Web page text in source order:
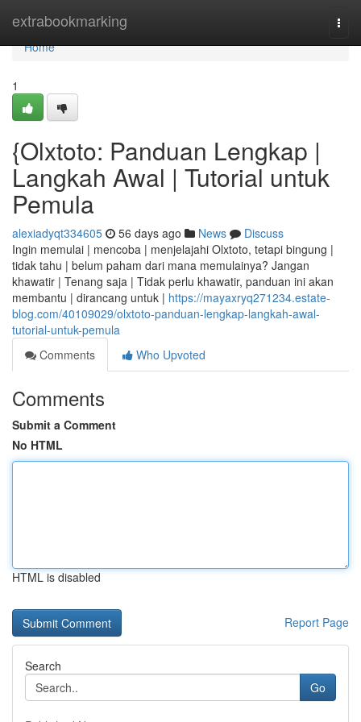
extrabookmarking
Home
Home
1
{Olxtoto: Panduan Lengkap |
Langkah Awal | Tutorial untuk
Pemula
alexiadyqt334605 56 days ago News
Discuss
Ingin memulai | mencoba | menjelajahi Olxtoto, tetapi bingung |
tidak tahu | belum paham dari mana memulainya? Jangan
khawatir | Tenang saja | Tidak perlu khawatir, panduan ini akan
membantu | dirancang untuk | https://mayaxryq271234.estate-
blog.com/40109029/olxtoto-panduan-lengkap-langkah-awal-
tutorial-untuk-pemula
Comments
Who Upvoted
Comments
Submit a Comment
No HTML
HTML is disabled
Report Page
Search
Go